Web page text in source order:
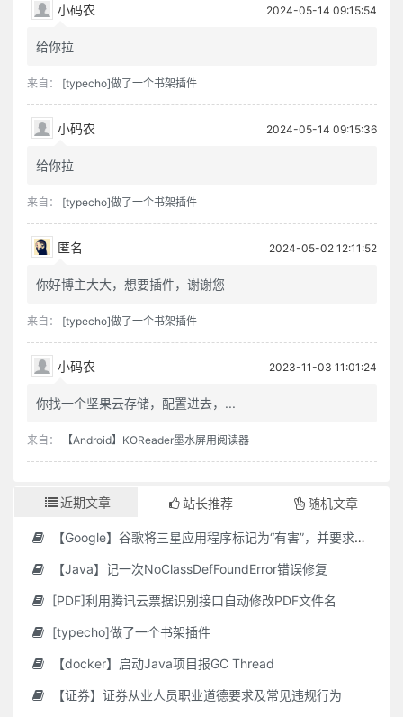
小码农 2024-05-14 09:15:54
给你拉
来自： [typecho]做了一个书架插件
小码农 2024-05-14 09:15:36
给你拉
来自： [typecho]做了一个书架插件
匿名 2024-05-02 12:11:52
你好博主大大，想要插件，谢谢您
来自： [typecho]做了一个书架插件
小码农 2023-11-03 11:01:24
你找一个坚果云存储，配置进去，...
来自： 【Android】KOReader墨水屏用阅读器
近期文章 站长推荐 随机文章
【Google】谷歌将三星应用程序标记为“有害”，并要求用户删除它们
【Java】记一次NoClassDefFoundError错误修复
[PDF]利用腾讯云票据识别接口自动修改PDF文件名
[typecho]做了一个书架插件
【docker】启动Java项目报GC Thread
【证券】证券从业人员职业道德要求及常见违规行为